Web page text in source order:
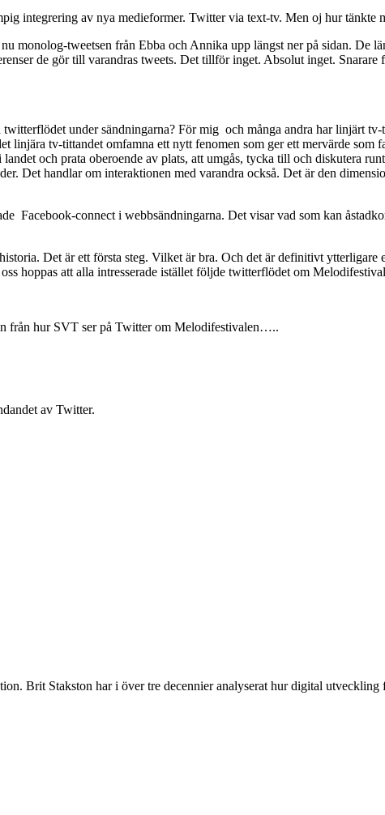
integrering av nya medieformer. Twitter via text-tv. Men oj hur tänkte
monolog-tweetsen från Ebba och Annika upp längst ner på sidan. De
de gör till varandras tweets. Det tillför inget. Absolut inget. Snarare
under sändningarna? För mig och många andra har linjärt
linjära tv-tittandet omfamna ett nytt fenomen som ger ett mervärde som
och prata oberoende av plats, att umgås, tycka till och diskutera
Det handlar om interaktionen med varandra också. Det är den
Facebook-connect i webbsändningarna. Det visar vad som kan
Det är ett första steg. Vilket är bra. Och det är definitivt ytterligare
hoppas att alla intresserade istället följde twitterflödet om
från hur SVT ser på Twitter om Melodifestivalen…..
av Twitter.
Brit Stakston har i över tre decennier analyserat hur digital utveckling